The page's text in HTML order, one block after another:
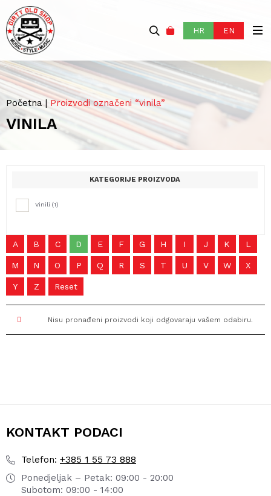
HR EN
Početna| Proizvodi označeni “vinila”
VINILA
KATEGORIJE PROIZVODA
Vinili (1)
A B C D E F G H I J K L
M N O P Q R S T U V W X
Y Z Reset
Nisu pronađeni proizvodi koji odgovaraju vašem odabiru.
KONTAKT PODACI
Telefon: +385 1 55 73 888
Ponedjeljak – Petak: 09:00 - 20:00
Subotom: 09:00 - 14:00